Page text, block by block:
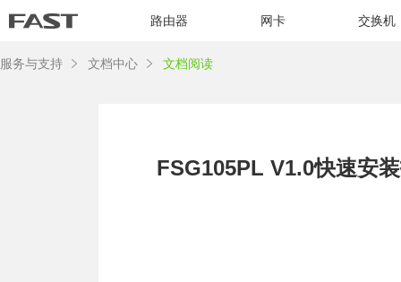
路由器 网卡 交换机
服务与支持 文档中心 文档阅读
FSG105PL V1.0快速安